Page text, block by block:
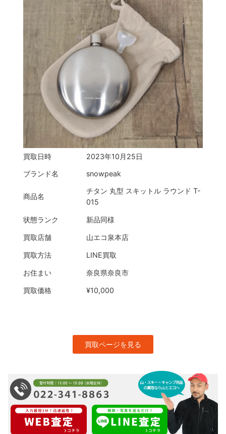
買取日時
2023年10月25日
ブランド名
snowpeak
商品名
チタン 丸型 スキットル ラウンド T-
015
状態ランク 新品同様
買取店舗 山エコ泉本店
買取方法 LINE買取
お住まい 奈良県奈良市
買取価格 ¥10,000
買取ページを見る